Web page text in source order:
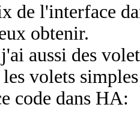
de l'interface
obtenir.
aussi des
volets simples
code dans HA: